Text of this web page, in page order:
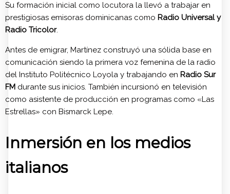
Su formación inicial como locutora la llevó a trabajar en
prestigiosas emisoras dominicanas como Radio Universal y
Radio Tricolor.
Antes de emigrar, Martínez construyó una sólida base en
comunicación siendo la primera voz femenina de la radio
del Instituto Politécnico Loyola y trabajando en Radio Sur
FM durante sus inicios. También incursionó en televisión
como asistente de producción en programas como «Las
Estrellas» con Bismarck Lepe.
Inmersión en los medios
italianos